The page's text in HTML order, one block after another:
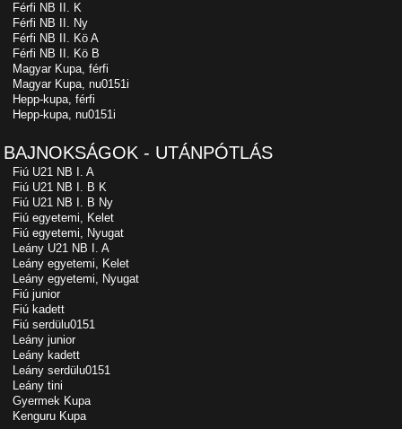
Férfi NB II. K
Férfi NB II. Ny
Férfi NB II. Kö A
Férfi NB II. Kö B
Magyar Kupa, férfi
Magyar Kupa, nu0151i
Hepp-kupa, férfi
Hepp-kupa, nu0151i
BAJNOKSÁGOK - UTÁNPÓTLÁS
Fiú U21 NB I. A
Fiú U21 NB I. B K
Fiú U21 NB I. B Ny
Fiú egyetemi, Kelet
Fiú egyetemi, Nyugat
Leány U21 NB I. A
Leány egyetemi, Kelet
Leány egyetemi, Nyugat
Fiú junior
Fiú kadett
Fiú serdülu0151
Leány junior
Leány kadett
Leány serdülu0151
Leány tini
Gyermek Kupa
Kenguru Kupa